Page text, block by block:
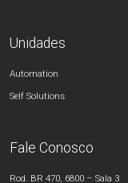
Unidades
Automation
Self Solutions
Fale Conosco
Rod. BR 470, 6800 – Sala 3